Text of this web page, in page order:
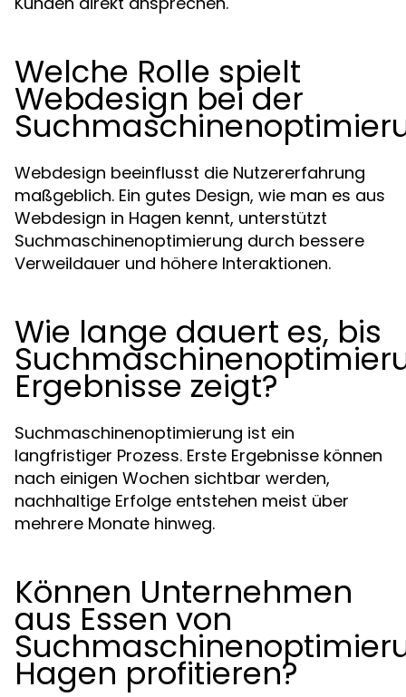
Welche Rolle spielt
Webdesign bei der
Webdesign beeinflusst die Nutzererfahrung
maßgeblich. Ein gutes Design, wie man es aus
Webdesign in Hagen kennt, unterstützt
Suchmaschinenoptimierung durch bessere
Verweildauer und höhere Interaktionen.
Wie lange dauert es, bis
Ergebnisse zeigt?
Suchmaschinenoptimierung ist ein
langfristiger Prozess. Erste Ergebnisse können
nach einigen Wochen sichtbar werden,
nachhaltige Erfolge entstehen meist über
mehrere Monate hinweg.
Können Unternehmen
aus Essen von
Hagen profitieren?